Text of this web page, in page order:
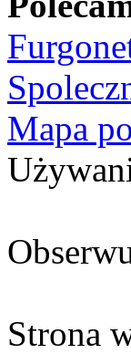
Mapa
Strona